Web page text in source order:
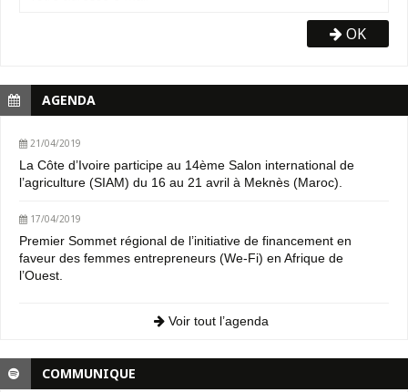
OK
AGENDA
21/04/2019
La Côte d’Ivoire participe au 14ème Salon international de
l’agriculture (SIAM) du 16 au 21 avril à Meknès (Maroc).
17/04/2019
Premier Sommet régional de l’initiative de financement en
faveur des femmes entrepreneurs (We-Fi) en Afrique de
l’Ouest.
Voir tout l’agenda
COMMUNIQUE